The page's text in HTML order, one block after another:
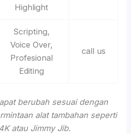
Highlight
Scripting,
Voice Over,
Profesional
Editing
call us
berubah sesuai dengan
alat tambahan seperti
atau Jimmy Jib.